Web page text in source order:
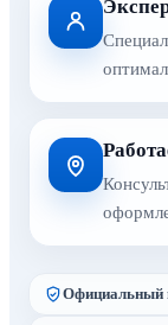
Официальный